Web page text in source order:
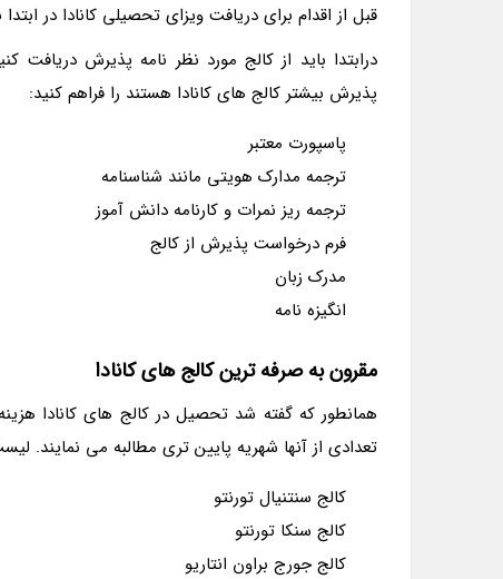
قبل از اقدام برای دریافت ویزای تحصیلی کانادا در
پذیرش بیشتر کالج های کانادا هستند را فراهم کنید:
پاسپورت معتبر
ترجمه مدارک هویتی مانند شناسنامه
ترجمه ریز نمرات و کارنامه دانش آموز
فرم درخواست پذیرش از کالج
مدرک زبان
انگیزه نامه
مقرون به صرفه ترین کالج های کانادا
همانطور که گفته شد تحصیل در کالج های کانادا
تعدادی از آنها شهریه پایین تری مطالبه می نمایند.
کالج سنتنیال تورنتو
کالج سنکا تورنتو
کالج جورج براون انتاریو